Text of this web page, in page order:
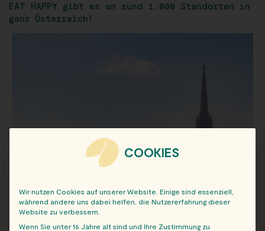
EAT HAPPY gibt es an rund 1.000 Standorten in
ganz Österreich!
COOKIES
Wir nutzen Cookies auf unserer Website. Einige sind essenziell,
während andere uns dabei helfen, die Nutzererfahrung dieser
Website zu verbessern.
Wenn Sie unter 16 Jahre alt sind und Ihre Zustimmung zu